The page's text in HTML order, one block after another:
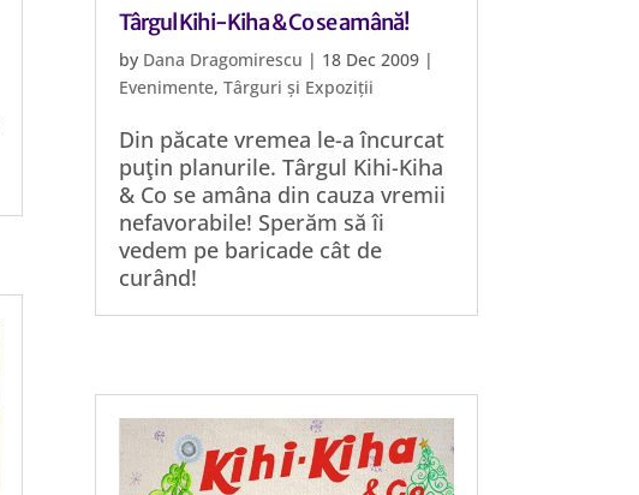
Târgul Kihi-Kiha & Co se amână!
by Dana Dragomirescu | 18 Dec 2009 |
Evenimente,Târguri și Expoziții
Din păcate vremea le-a încurcat
puţin planurile. Târgul Kihi-Kiha
& Co se amâna din cauza vremii
nefavorabile! Sperăm să îi
vedem pe baricade cât de
curând!